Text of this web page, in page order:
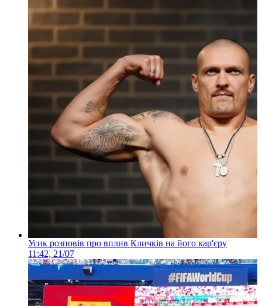
Усик розповів про вплив Кличків на його кар'єру
11:42, 21/07